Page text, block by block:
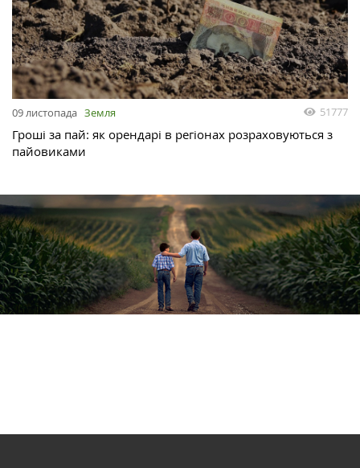
09 листопада Земля 51777
Гроші за пай: як орендарі в регіонах розраховуються з
пайовиками